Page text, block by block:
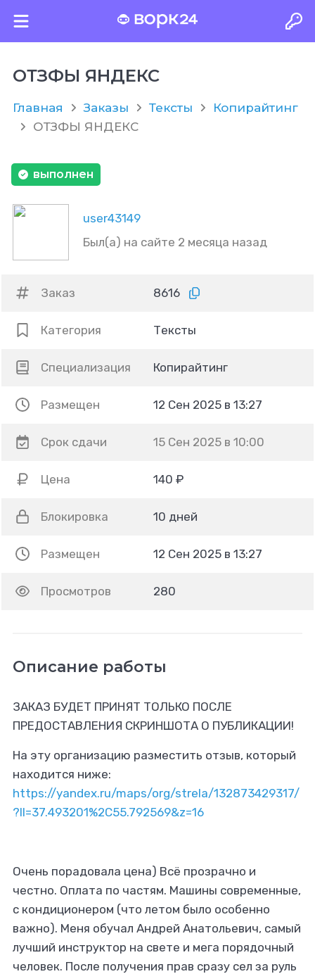
ОТЗФЫ ЯНДЕКС
Главная Заказы Тексты
Копирайтинг
ОТЗФЫ ЯНДЕКС
user43149
Был(а) на сайте 2 месяца назад
выполнен
Заказ 8616
Категория Тексты
Специализация Копирайтинг
Размещен 12 Сен 2025 в 13:27
Срок сдачи 15 Сен 2025 в 10:00
Цена 140 ₽
Блокировка 10 дней
Размещен 12 Сен 2025 в 13:27
Просмотров 280
Описание работы
ЗАКАЗ БУДЕТ ПРИНЯТ ТОЛЬКО ПОСЛЕ
ПРЕДОСТАВЛЕНИЯ СКРИНШОТА О ПУБЛИКАЦИИ!
На эту организацию разместить отзыв, который
находится ниже:
https://yandex.ru/maps/org/strela/132873429317/
?ll=37.493201%2C55.792569&z=16
Очень порадовала цена) Всё прозрачно и
честно. Оплата по частям. Машины современные,
с кондиционером (что летом было особенно
важно). Меня обучал Андрей Анатольевич, самый
лучший инструктор на свете и мега порядочный
человек. После получения прав сразу сел за руль